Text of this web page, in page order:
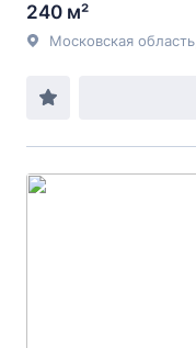
240 м²
Московская область